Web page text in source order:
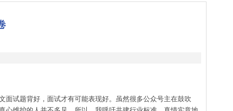
面试题背好，面试才有可能表现好。虽然很多公众号主在鼓吹